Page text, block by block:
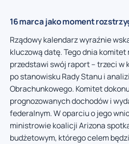
16 marca jako moment
Rządowy kalendarz wyraźnie
kluczową datę. Tego dnia
przedstawi swój raport – trzeci w
po stanowisku Rady Stanu i
Obrachunkowego. Komitet
prognozowanych dochodów i
federalnym. W oparciu o jego
ministrowie koalicji Arizona
budżetowym, którego celem